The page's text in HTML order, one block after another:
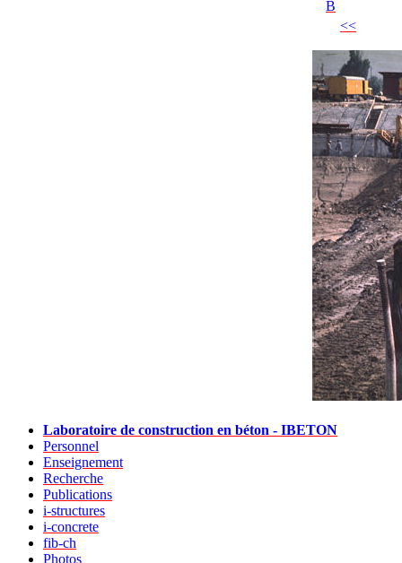
B
<<
Laboratoire de construction en béton - IBETON
Personnel
Enseignement
Recherche
Publications
i-structures
i-concrete
fib-ch
Photos